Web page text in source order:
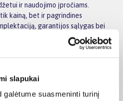
slapukai
galėtume suasmeninti turinį
ir naudojimo įpročiams.
kainą, bet ir pagrindines
garantijos sąlygas bei
kriterijus, pristatymo
kad galėtumėte priimti patogų